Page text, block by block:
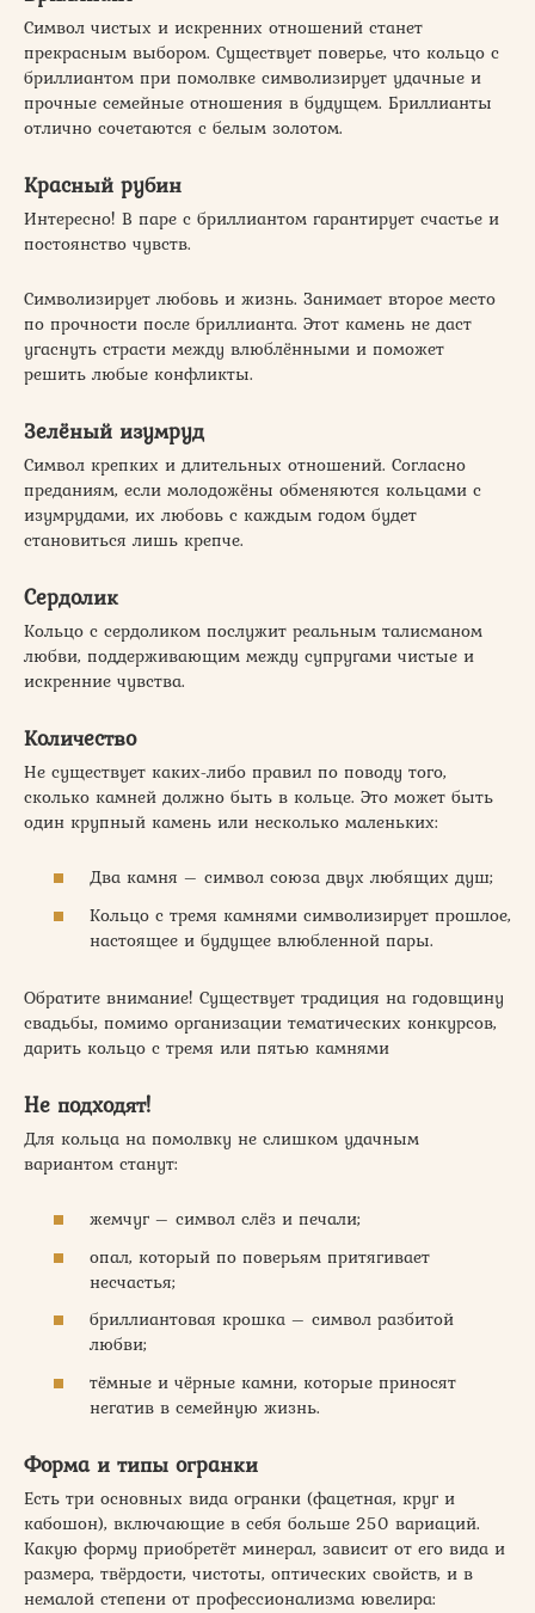
Символ чистых и искренних отношений станет
прекрасным выбором. Существует поверье, что кольцо с
бриллиантом при помолвке символизирует удачные и
прочные семейные отношения в будущем. Бриллианты
отлично сочетаются с белым золотом.
Красный рубин
Интересно! В паре с бриллиантом гарантирует счастье и
постоянство чувств.
Символизирует любовь и жизнь. Занимает второе место
по прочности после бриллианта. Этот камень не даст
угаснуть страсти между влюблёнными и поможет
решить любые конфликты.
Зелёный изумруд
Символ крепких и длительных отношений. Согласно
преданиям, если молодожёны обменяются кольцами с
изумрудами, их любовь с каждым годом будет
становиться лишь крепче.
Сердолик
Кольцо с сердоликом послужит реальным талисманом
любви, поддерживающим между супругами чистые и
искренние чувства.
Количество
Не существует каких-либо правил по поводу того,
сколько камней должно быть в кольце. Это может быть
один крупный камень или несколько маленьких:
Два камня – символ союза двух любящих душ;
Кольцо с тремя камнями символизирует прошлое,
настоящее и будущее влюбленной пары.
Обратите внимание! Существует традиция на годовщину
свадьбы, помимо организации тематических конкурсов,
дарить кольцо с тремя или пятью камнями
Не подходят!
Для кольца на помолвку не слишком удачным
вариантом станут:
жемчуг – символ слёз и печали;
опал, который по поверьям притягивает
несчастья;
бриллиантовая крошка – символ разбитой
любви;
тёмные и чёрные камни, которые приносят
негатив в семейную жизнь.
Форма и типы огранки
Есть три основных вида огранки (фацетная, круг и
кабошон), включающие в себя больше 250 вариаций.
Какую форму приобретёт минерал, зависит от его вида и
размера, твёрдости, чистоты, оптических свойств, и в
немалой степени от профессионализма ювелира: